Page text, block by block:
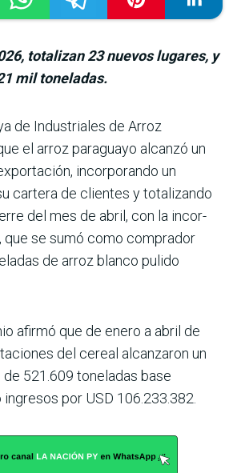
totalizan 23 nuevos lugares, y
mil toneladas.
de Industriales de Arroz
el arroz para­guayo alcanzó un
incorporando un
cartera de clientes y totalizando
del mes de abril, con la incor­
que se sumó como com­prador
de arroz blanco pulido
afirmó que de enero a abril de
del cereal alcanzaron un
521.609 toneladas base
por USD 106.233.382.